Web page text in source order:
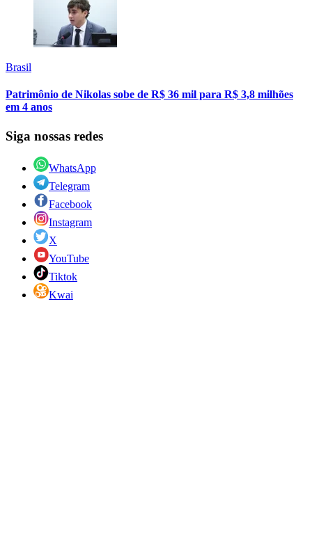
Brasil
Patrimônio de Nikolas sobe de R$ 36 mil para R$ 3,8 milhões
em 4 anos
Siga nossas redes
WhatsApp
Telegram
Facebook
Instagram
X
YouTube
Tiktok
Kwai